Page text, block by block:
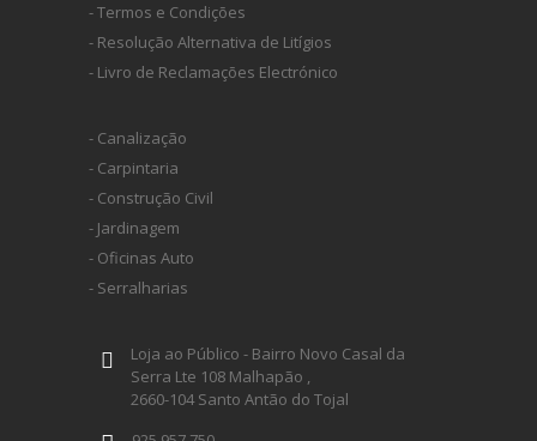
- Termos e Condições
- Resolução Alternativa de Litígios
- Livro de Reclamações Electrónico
- Canalização
- Carpintaria
- Construção Civil
- Jardinagem
- Oficinas Auto
- Serralharias
Loja ao Público - Bairro Novo Casal da
Serra Lte 108 Malhapão ,
2660-104 Santo Antão do Tojal